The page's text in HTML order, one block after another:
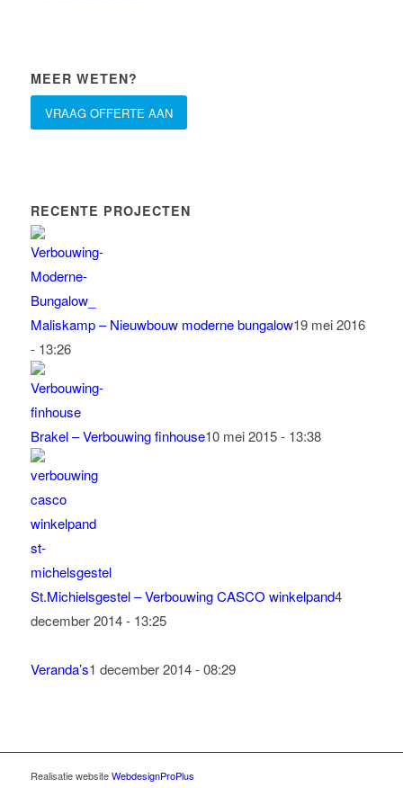
MEER WETEN?
VRAAG OFFERTE AAN
RECENTE PROJECTEN
Maliskamp – Nieuwbouw moderne bungalow19 mei 2016
- 13:26
Brakel – Verbouwing finhouse10 mei 2015 - 13:38
St.Michielsgestel – Verbouwing CASCO winkelpand4
december 2014 - 13:25
Veranda’s1 december 2014 - 08:29
Realisatie websiteWebdesignProPlus